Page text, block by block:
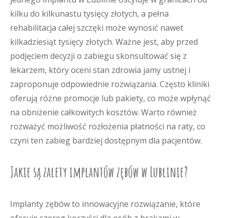
kilku do kilkunastu tysięcy złotych, a pełna
rehabilitacja całej szczęki może wynosić nawet
kilkadziesiąt tysięcy złotych. Ważne jest, aby przed
podjęciem decyzji o zabiegu skonsultować się z
lekarzem, który oceni stan zdrowia jamy ustnej i
zaproponuje odpowiednie rozwiązania. Często kliniki
oferują różne promocje lub pakiety, co może wpłynąć
na obniżenie całkowitych kosztów. Warto również
rozważyć możliwość rozłożenia płatności na raty, co
czyni ten zabieg bardziej dostępnym dla pacjentów.
Jakie są zalety implantów zębów w Lublinie?
Implanty zębów to innowacyjne rozwiązanie, które